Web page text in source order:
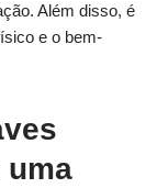
Além disso, é
e o bem-
uma